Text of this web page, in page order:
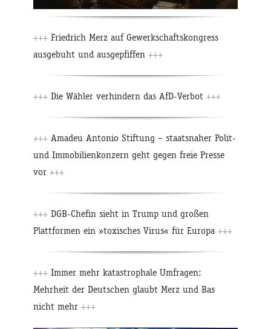
+++ Friedrich Merz auf Gewerkschaftskongress
ausgebuht und ausgepfiffen +++
+++ Die Wähler verhindern das AfD-Verbot +++
+++ Amadeu Antonio Stiftung – staatsnaher Polit-
und Immobilienkonzern geht gegen freie Presse
vor +++
+++ DGB-Chefin sieht in Trump und großen
Plattformen ein »toxisches Virus« für Europa +++
+++ Immer mehr katastrophale Umfragen:
Mehrheit der Deutschen glaubt Merz und Bas
nicht mehr +++